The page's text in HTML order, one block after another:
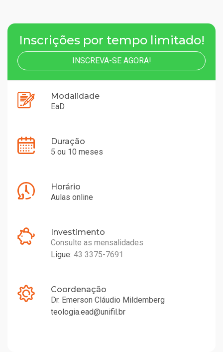
Inscrições por tempo limitado!
INSCREVA-SE AGORA!
Modalidade
EaD
Duração
5 ou 10 meses
Horário
Aulas online
Investimento
Consulte as mensalidades
Ligue: 43 3375-7691
Coordenação
Dr. Emerson Cláudio Mildemberg
teologia.ead@unifil.br